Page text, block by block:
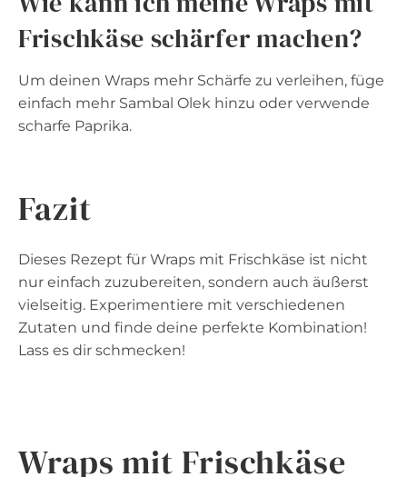
Frischkäse schärfer machen?
Um deinen Wraps mehr Schärfe zu verleihen, füge
einfach mehr Sambal Olek hinzu oder verwende
scharfe Paprika.
Fazit
Dieses Rezept für Wraps mit Frischkäse ist nicht
nur einfach zuzubereiten, sondern auch äußerst
vielseitig. Experimentiere mit verschiedenen
Zutaten und finde deine perfekte Kombination!
Lass es dir schmecken!
Wraps mit Frischkäse